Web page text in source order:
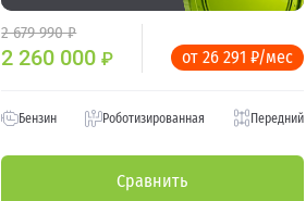
2 679 990 ₽
2 260 000₽ от 26 291 ₽/мес
Бензин Роботизированная Передний
Сравнить